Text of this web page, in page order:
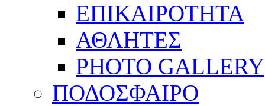
ΕΠΙΚΑΙΡΟΤΗΤΑ
ΑΘΛΗΤΕΣ
PHOTO GALLERY
ΠΟΔΟΣΦΑΙΡΟ